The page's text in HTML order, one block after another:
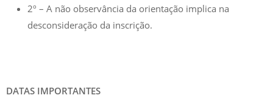
2º – A não observância da orientação implica na
desconsideração da inscrição.
DATAS IMPORTANTES